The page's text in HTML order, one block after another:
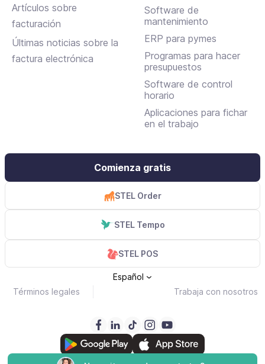
Artículos sobre
facturación
Últimas noticias sobre la
factura electrónica
Software de
mantenimiento
ERP para pymes
Programas para hacer
presupuestos
Software de control
horario
Aplicaciones para fichar
en el trabajo
Comienza gratis
STEL Order
STEL Tempo
STEL POS
Términos legales Trabaja con nosotros
Español